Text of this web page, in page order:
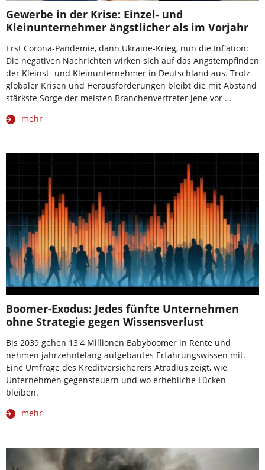
Gewerbe in der Krise: Einzel- und
Kleinunternehmer ängstlicher als im Vorjahr
Erst Corona-Pandemie, dann Ukraine-Krieg, nun die Inflation:
Die negativen Nachrichten wirken sich auf das Angstempfinden
der Kleinst- und Kleinunternehmer in Deutschland aus. Trotz
globaler Krisen und Herausforderungen bleibt die mit Abstand
stärkste Sorge der meisten Branchenvertreter jene vor …
mehr
Boomer-Exodus: Jedes fünfte Unternehmen
ohne Strategie gegen Wissensverlust
Bis 2039 gehen 13,4 Millionen Babyboomer in Rente und
nehmen jahrzehntelang aufgebautes Erfahrungswissen mit.
Eine Umfrage des Kreditversicherers Atradius zeigt, wie
Unternehmen gegensteuern und wo erhebliche Lücken
bleiben.
mehr